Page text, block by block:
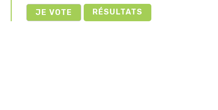
RÉSULTATS